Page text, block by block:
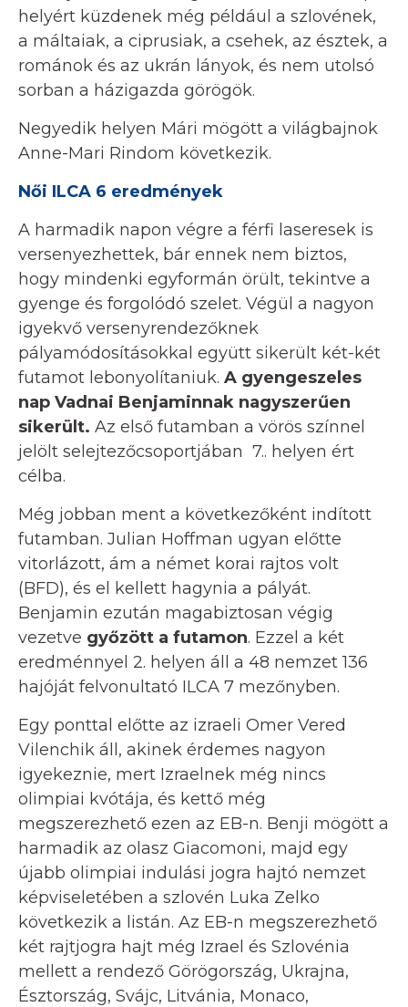
helyért küzdenek még például a szlovének,
a máltaiak, a ciprusiak, a csehek, az észtek, a
románok és az ukrán lányok, és nem utolsó
sorban a házigazda görögök.
Negyedik helyen Mári mögött a világbajnok
Anne-Mari Rindom következik.
Női ILCA 6 eredmények
A harmadik napon végre a férfi laseresek is
versenyezhettek, bár ennek nem biztos,
hogy mindenki egyformán örült, tekintve a
gyenge és forgolódó szelet. Végül a nagyon
igyekvő versenyrendezőknek
pályamódosításokkal együtt sikerült két-két
futamot lebonyolítaniuk. A gyengeszeles
nap Vadnai Benjaminnak nagyszerűen
sikerült. Az első futamban a vörös színnel
jelölt selejtezőcsoportjában 7.. helyen ért
célba.
Még jobban ment a következőként indított
futamban. Julian Hoffman ugyan előtte
vitorlázott, ám a német korai rajtos volt
(BFD), és el kellett hagynia a pályát.
Benjamin ezután magabiztosan végig
vezetve győzött a futamon. Ezzel a két
eredménnyel 2. helyen áll a 48 nemzet 136
hajóját felvonultató ILCA 7 mezőnyben.
Egy ponttal előtte az izraeli Omer Vered
Vilenchik áll, akinek érdemes nagyon
igyekeznie, mert Izraelnek még nincs
olimpiai kvótája, és kettő még
megszerezhető ezen az EB-n. Benji mögött a
harmadik az olasz Giacomoni, majd egy
újabb olimpiai indulási jogra hajtó nemzet
képviseletében a szlovén Luka Zelko
következik a listán. Az EB-n megszerezhető
két rajtjogra hajt még Izrael és Szlovénia
mellett a rendező Görögország, Ukrajna,
Észtország, Svájc, Litvánia, Monaco,